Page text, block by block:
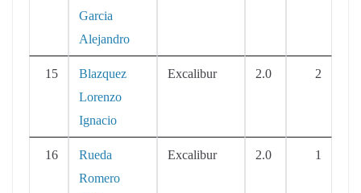
Garcia
Alejandro
15
Blazquez
Lorenzo
Ignacio
Excalibur 2.0 2
16
Rueda
Romero
Excalibur 2.0 1